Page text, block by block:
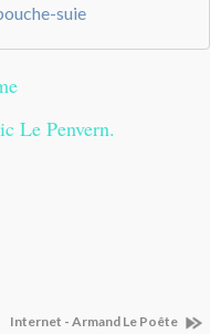
suie
Le Penvern.
Internet - Armand Le Poête